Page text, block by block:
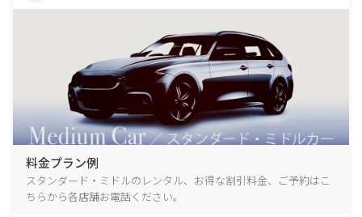
料金プラン例
スタンダード・ミドルのレンタル、お得な割引料金、ご予約はこ
ちらから各店舗お電話ください。